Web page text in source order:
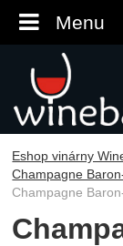
Menu
Eshop vinárny
Champagne
Champagne